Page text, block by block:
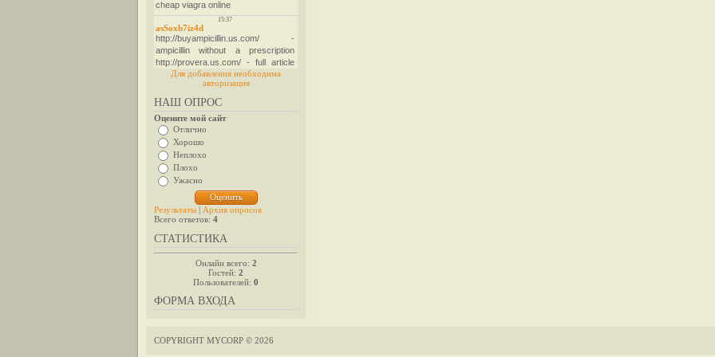
Для добавления необходима
авторизация
НАШ ОПРОС
Оцените мой сайт
Отлично
Хорошо
Неплохо
Плохо
Ужасно
Результаты | Архив опросов
Всего ответов: 4
СТАТИСТИКА
Онлайн всего: 2
Гостей: 2
Пользователей: 0
ФОРМА ВХОДА
COPYRIGHT MYCORP © 2026